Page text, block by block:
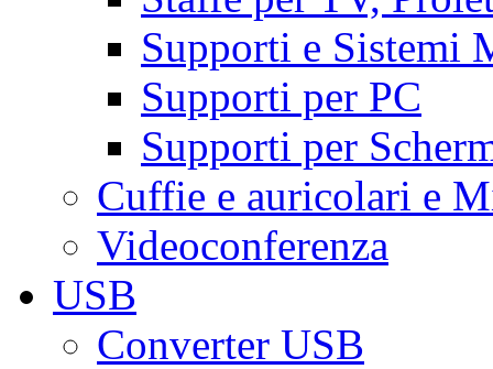
Supporti e Sistemi
Supporti per PC
Supporti per
Cuffie e auricolari e
Videoconferenza
USB
Converter USB